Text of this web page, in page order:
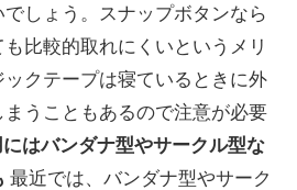
しょう。スナップボタンなら
比較的取れにくいというメリ
クテープは寝ているときに外
うこともあるので注意が必要
にはバンダナ型やサークル型な
最近では、バンダナ型やサーク